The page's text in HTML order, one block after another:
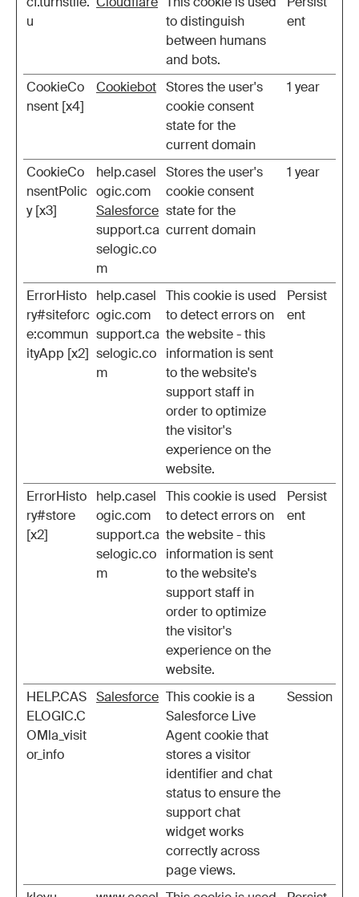
u
to distinguish
between humans
and bots.
ent
CookieCo
nsent [x4]
Cookiebot Stores the user's
cookie consent
state for the
current domain
1 year
CookieCo
nsentPolic
y [x3]
help.casel
ogic.com
Salesforce
support.ca
selogic.co
m
Stores the user's
cookie consent
state for the
current domain
1 year
ErrorHisto
ry#siteforc
e:commun
ityApp [x2]
help.casel
ogic.com
support.ca
selogic.co
m
This cookie is used
to detect errors on
the website - this
information is sent
to the website's
support staff in
order to optimize
the visitor's
experience on the
website.
Persist
ent
ErrorHisto
ry#store
[x2]
help.casel
ogic.com
support.ca
selogic.co
m
This cookie is used
to detect errors on
the website - this
information is sent
to the website's
support staff in
order to optimize
the visitor's
experience on the
website.
Persist
ent
HELP.CAS
ELOGIC.C
OMla_visit
or_info
Salesforce This cookie is a
Salesforce Live
Agent cookie that
stores a visitor
identifier and chat
status to ensure the
support chat
widget works
correctly across
page views.
Session